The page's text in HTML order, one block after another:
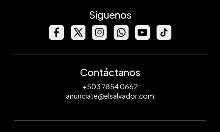
Síguenos
Contáctanos
+503 7854 0662
anunciate@elsalvador.com